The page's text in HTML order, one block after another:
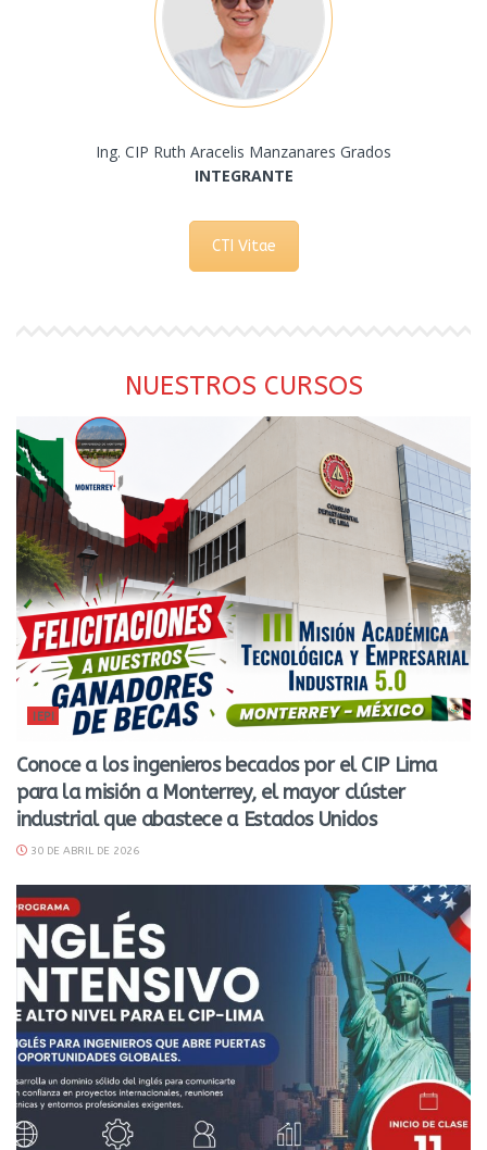
Ing. CIP Ruth Aracelis Manzanares Grados
INTEGRANTE
CTI Vitae
NUESTROS CURSOS
IEPI
Conoce a los ingenieros becados por el CIP Lima
para la misión a Monterrey, el mayor clúster
industrial que abastece a Estados Unidos
30 DE ABRIL DE 2026